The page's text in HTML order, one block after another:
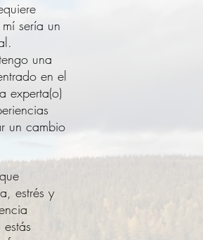
sería un
una
en el
experta(o)
un cambio
estrés y